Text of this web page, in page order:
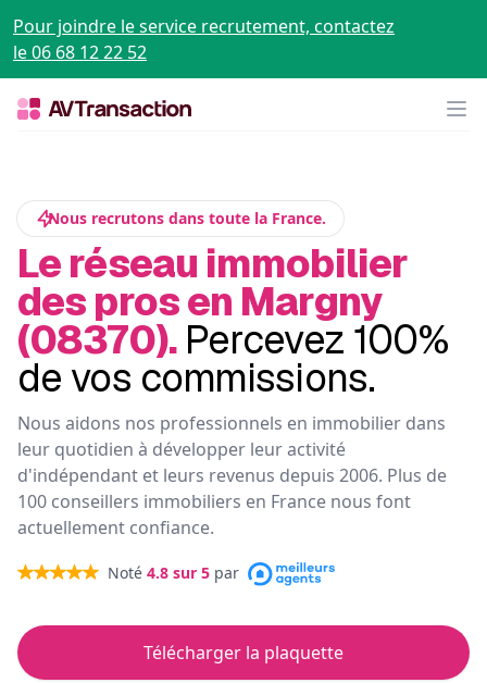
Pour joindre le service recrutement, contactez
le 06 68 12 22 52
Nous recrutons dans toute la France.
Le réseau immobilier
des pros en Margny
(08370). Percevez 100%
de vos commissions.
Nous aidons nos professionnels en immobilier dans
leur quotidien à développer leur activité
d'indépendant et leurs revenus depuis 2006. Plus de
100 conseillers immobiliers en France nous font
actuellement confiance.
Noté 4.8 sur 5 par
Télécharger la plaquette